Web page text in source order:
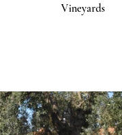
Vineyards